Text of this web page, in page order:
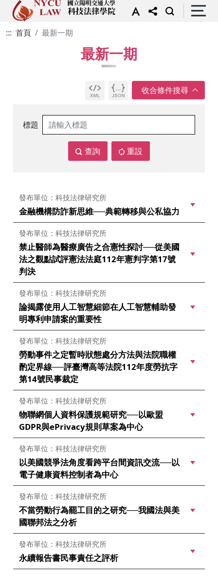
::: 首頁 最新一期
最新一期
標題
查詢 重設
發布單位：科技法律研究所
金融機構防詐新思維──典範轉移與公私協力
發布單位：科技法律研究所
禁止醫師為醫療廣告之合憲性探討──從美國
法之觀點試評憲法法庭112年憲判字第17號
判決
發布單位：科技法律研究所
論揭露使用人工智慧細節在人工智慧輔助發
明專利申請案的重要性
發布單位：科技法律研究所
勞動事件之定暫時狀態處分方法與法院職權
酌定界線──評臺灣高等法院112年度勞抗字
第14號民事裁定
發布單位：科技法律研究所
物聯網個人資料保護規範研究──以歐盟
GDPR與ePrivacy規則草案為中心
發布單位：科技法律研究所
以美國競爭法角度看跨平台間資訊交流──以
電子健康資料控制者為中心
發布單位：科技法律研究所
不當勞動行為罷工目的之研究──我國法與美
國聯邦法之分析
發布單位：科技法律研究所
永續報告書民事責任之評析